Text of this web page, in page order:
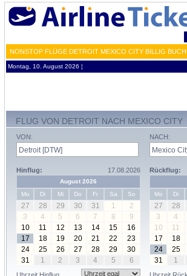
NONSTOP FLÜGE DETROIT MEXICO CITY BILLIG
Montag, 10. August 2026 ¦
FLUG VON DETROIT NACH MEXICO CITY
VON:
Hinflug: 17.08.2026
August 2026
Mo
Di Mi Do Fr Sa So
27 28 29 30 31 1
2
3
4 5 6 7 8
9
10
11 12 13 14 15
16
17
18 19 20 21 22
23
24
25 26 27 28 29
30
31
1 2 3 4 5 6
NACH:
Rückflug:
Mo
Di
27 28
3
4
10
11
17
18
24
25
31
1